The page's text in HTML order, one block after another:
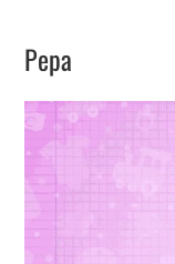
Pepa